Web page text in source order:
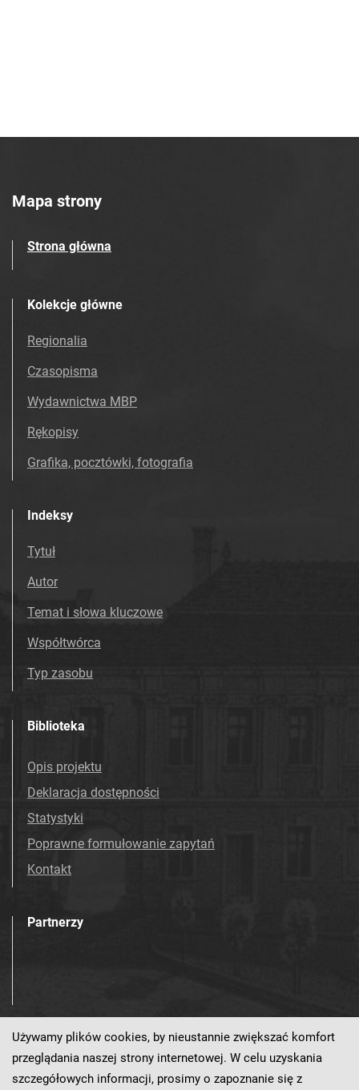
Mapa strony
Strona główna
Kolekcje główne
Regionalia
Czasopisma
Wydawnictwa MBP
Rękopisy
Grafika, pocztówki, fotografia
Indeksy
Tytuł
Autor
Temat i słowa kluczowe
Współtwórca
Typ zasobu
Biblioteka
Opis projektu
Deklaracja dostępności
Statystyki
Poprawne formułowanie zapytań
Kontakt
Partnerzy
Odwiedź nas!
Używamy plików cookies, by nieustannie zwiększać komfort
przeglądania naszej strony internetowej. W celu uzyskania
szczegółowych informacji, prosimy o zapoznanie się z